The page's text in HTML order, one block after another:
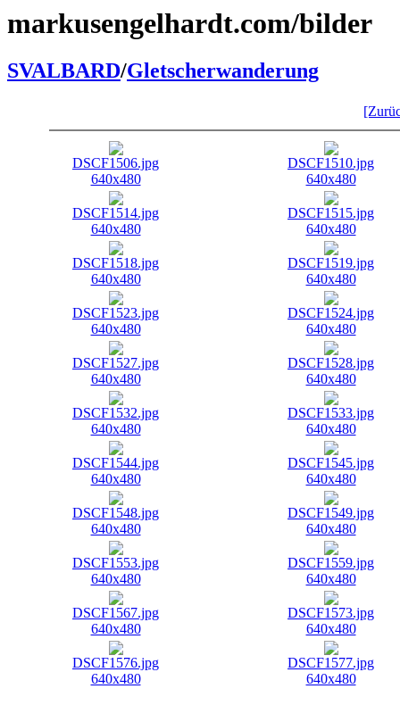
markusengelhardt.com/bilder
SVALBARD/Gletscherwanderung
DSCF1506.jpg
640x480
DSCF1510.jpg
640x480
DSCF1514.jpg
640x480
DSCF1515.jpg
640x480
DSCF1518.jpg
640x480
DSCF1519.jpg
640x480
DSCF1523.jpg
640x480
DSCF1524.jpg
640x480
DSCF1527.jpg
640x480
DSCF1528.jpg
640x480
DSCF1532.jpg
640x480
DSCF1533.jpg
640x480
DSCF1544.jpg
640x480
DSCF1545.jpg
640x480
DSCF1548.jpg
640x480
DSCF1549.jpg
640x480
DSCF1553.jpg
640x480
DSCF1559.jpg
640x480
DSCF1567.jpg
640x480
DSCF1573.jpg
640x480
DSCF1576.jpg
640x480
DSCF1577.jpg
640x480